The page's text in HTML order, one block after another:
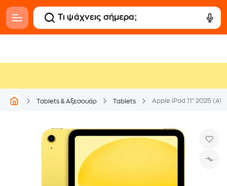
Tablets & Αξεσουάρ Tablets Apple iPad 11" 2025